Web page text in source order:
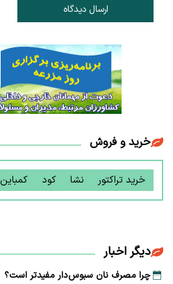
ارسال دیدگاه
خرید و فروش
خرید تراکتور نشا کود کمباین
دیگر اخبار
چرا مصرف نان سبوس‌دار مفیدتر است؟